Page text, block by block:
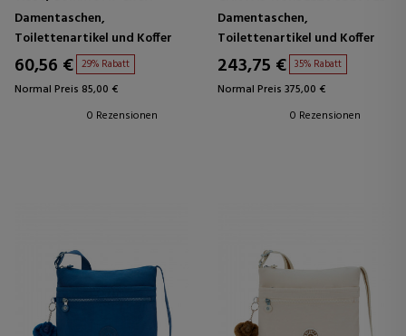
Damentaschen,
Toilettenartikel und Koffer
60,56 € 29% Rabatt
Normal Preis 85,00 €
0 Rezensionen
Damentaschen,
Toilettenartikel und Koffer
243,75 € 35% Rabatt
Normal Preis 375,00 €
0 Rezensionen